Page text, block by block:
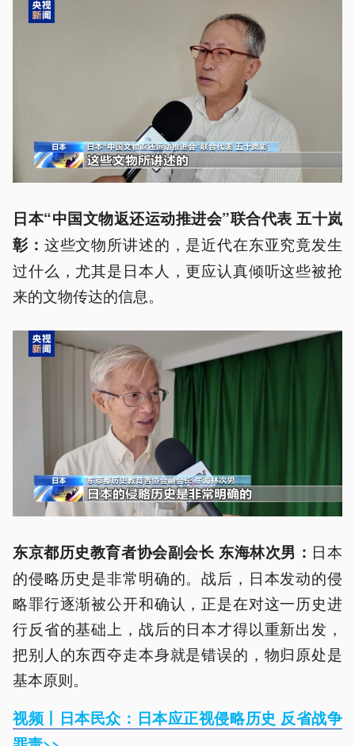
日本“中国文物返还运动推进会”联合代表 五十岚
彰： 这些文物所讲述的，是近代在东亚究竟发生
过什么，尤其是日本人，更应认真倾听这些被抢
来的文物传达的信息。
东京都历史教育者协会副会长 东海林次男： 日本
的侵略历史是非常明确的。战后，日本发动的侵
略罪行逐渐被公开和确认，正是在对这一历史进
行反省的基础上，战后的日本才得以重新出发，
把别人的东西夺走本身就是错误的，物归原处是
基本原则。
视频丨日本民众：日本应正视侵略历史 反省战争